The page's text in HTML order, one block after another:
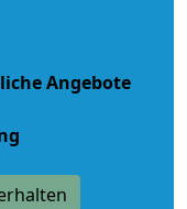
Angebote